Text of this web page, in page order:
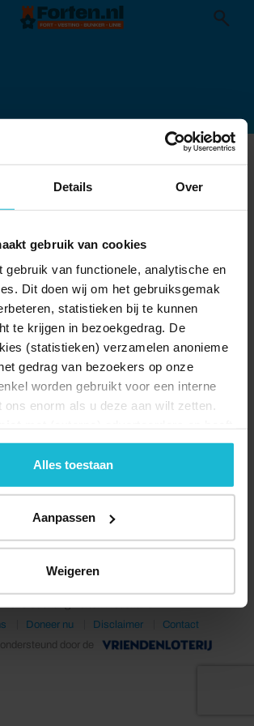
Details Over
gebruik van cookies
gebruik van functionele, analytische en
Dit doen wij om het gebruiksgemak
statistieken bij te kunnen
te krijgen in bezoekgedrag. De
(statistieken) verzamelen anonieme
gedrag van bezoekers op onze
worden gebruikt voor een interne
ons enorm als u deze aan wilt zetten.
doelstelling. U kunt deze cookies via
beheren of weigeren.
Alles toestaan
Aanpassen
Weigeren
2026 Stichting Forten Nederland
Doneer nu Disclaimer
Contact
door de